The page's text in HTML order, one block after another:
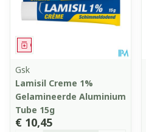
Geneesmiddel
Gsk
Lamisil Creme 1%
Gelamineerde Aluminium
Tube 15g
€ 10,45